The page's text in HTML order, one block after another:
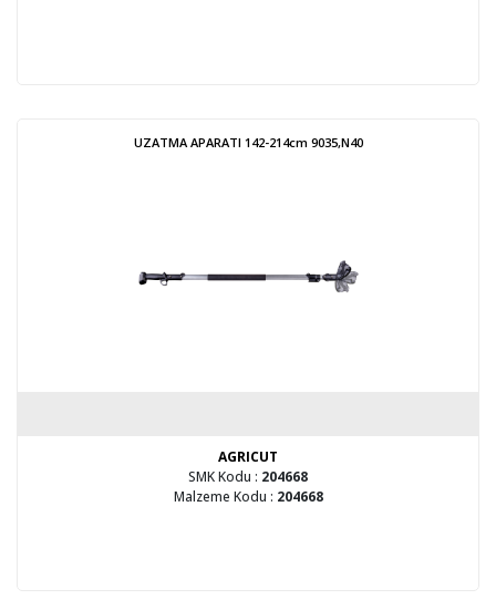
UZATMA APARATI 142-214cm 9035,N40
AGRICUT
SMK Kodu : 204668
Malzeme Kodu : 204668